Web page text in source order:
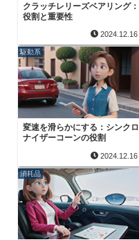
クラッチレリーズベアリング：
役割と重要性
2024.12.16
駆動系
変速を滑らかにする：シンクロ
ナイザーコーンの役割
2024.12.16
消耗品